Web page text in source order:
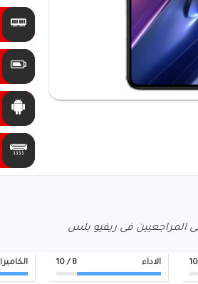
المراجعيين فى ريفيو بلس
الاداء 8
/ 10 الكاميرا